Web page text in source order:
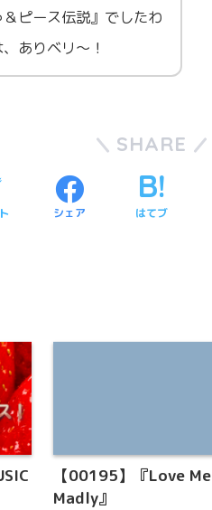
＆ピース伝説』でしたわ
ありベリ～！
SHARE
シェア はてブ
【00195】『Love Me
Madly』